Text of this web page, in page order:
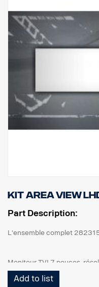
Kit Area View
Part Description:
L'ensemble complet
Moniteur TVI 7 pouces,
4 caméras, IP69K, 1080 x
1 ECU et tous les câbles
Add to list